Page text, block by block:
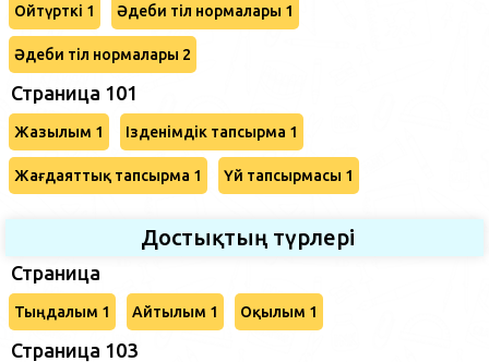
Ойтүрткі 1 Әдеби тіл нормалары 1
Әдеби тіл нормалары 2
Страница 101
Жазылым 1 Ізденімдік тапсырма 1
Жағдаяттық тапсырма 1 Үй тапсырмасы 1
Достықтың түрлері
Страница
Тыңдалым 1 Айтылым 1 Оқылым 1
Страница 103